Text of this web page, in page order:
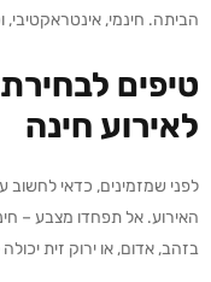
הביתה. חינמי, אינטראקטיבי,
טיפים
לאירוע חינה
לפני שמזמינים, כדאי לחשוב
האירוע. אל תפחדו מצבע –
בזהב, אדום, או ירוק זית